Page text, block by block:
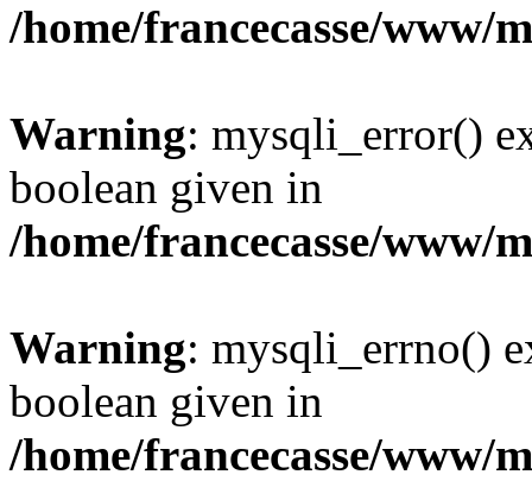
/home/francecasse/www/
Warning: mysqli_error()
boolean given in
/home/francecasse/www/
Warning: mysqli_errno()
boolean given in
/home/francecasse/www/